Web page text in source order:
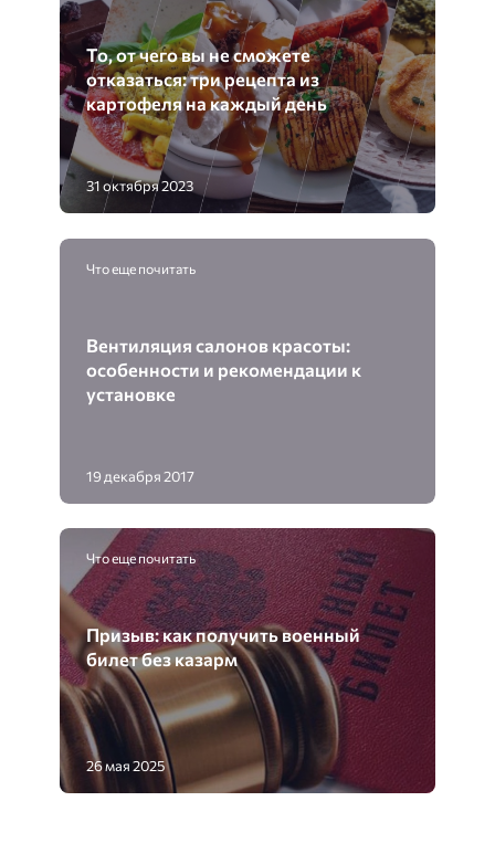
То, от чего вы не сможете
отказаться: три рецепта из
картофеля на каждый день
31 октября 2023
Что еще почитать
Вентиляция салонов красоты:
особенности и рекомендации к
установке
19 декабря 2017
Что еще почитать
Призыв: как получить военный
билет без казарм
26 мая 2025